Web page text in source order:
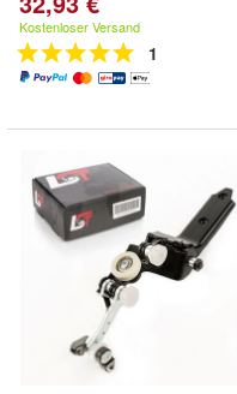
Kostenloser Versand
1